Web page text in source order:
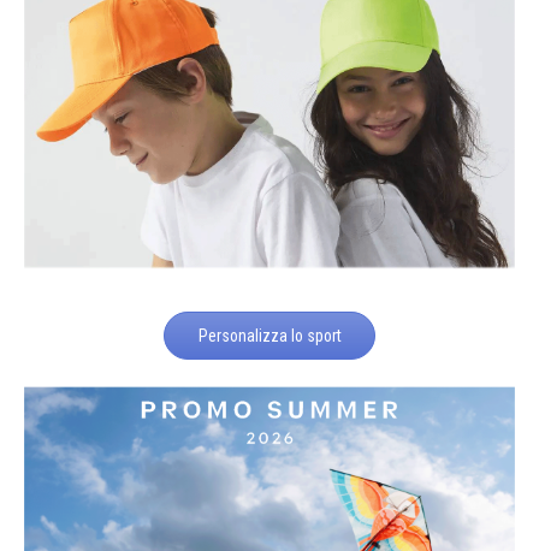
Personalizza lo sport